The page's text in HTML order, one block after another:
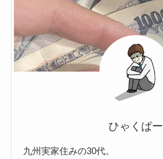
ひゃくぱー
九州実家住みの30代。